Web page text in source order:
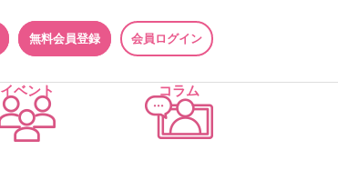
無料会員登録 会員ログイン
イベント コラム